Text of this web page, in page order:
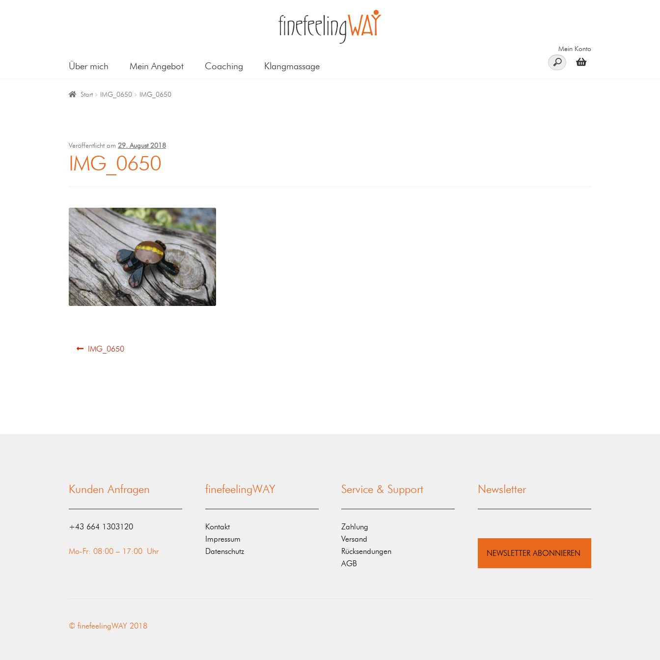
Über mich Mein Angebot Coaching Klangmassage
Mein Konto
Start IMG_0650 IMG_0650
Veröffentlicht am29. August 2018
IMG_0650
IMG_0650
Kunden Anfragen
‭+43 664 1303120‬
Mo-Fr: 08:00 – 17:00 Uhr
finefeelingWAY
Kontakt
Impressum
Datenschutz
Service & Support
Zahlung
Versand
Rücksendungen
AGB
Newsletter
NEWSLETTER ABONNIEREN
© finefeelingWAY 2018